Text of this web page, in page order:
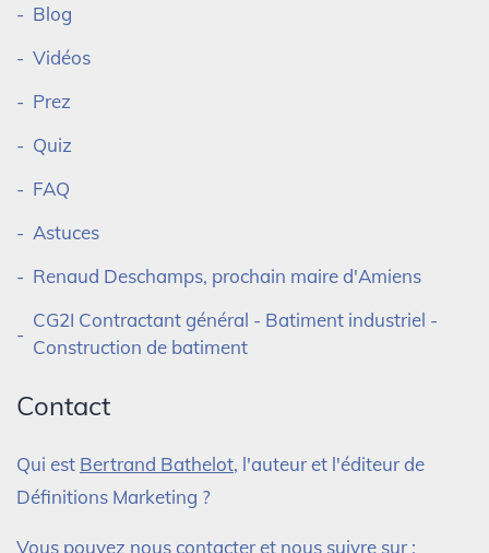
Blog
Vidéos
Prez
Quiz
FAQ
Astuces
Renaud Deschamps, prochain maire d'Amiens
CG2I Contractant général - Batiment industriel -
Construction de batiment
Contact
Qui est Bertrand Bathelot, l'auteur et l'éditeur de
Définitions Marketing ?
Vous pouvez nous contacter et nous suivre sur :